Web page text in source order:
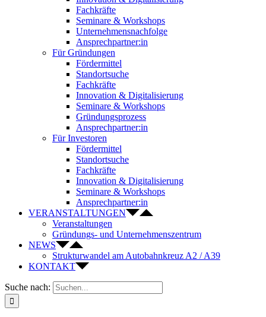
Fachkräfte
Seminare & Workshops
Unternehmensnachfolge
Ansprechpartner:in
Für Gründungen
Fördermittel
Standortsuche
Fachkräfte
Innovation & Digitalisierung
Seminare & Workshops
Gründungsprozess
Ansprechpartner:in
Für Investoren
Fördermittel
Standortsuche
Fachkräfte
Innovation & Digitalisierung
Seminare & Workshops
Ansprechpartner:in
VERANSTALTUNGEN
Veranstaltungen
Gründungs- und Unternehmenszentrum
NEWS
Strukturwandel am Autobahnkreuz A2 / A39
KONTAKT
Suche nach: